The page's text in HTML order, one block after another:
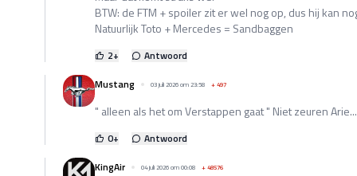
BTW: de FTM + spoiler zit er wel nog op, dus hij kan
Natuurlijk Toto + Mercedes = Sandbaggen
2+
Antwoord
Mustang
03 juli 2026 om 23:58 +497
" alleen als het om Verstappen gaat " Niet zeuren
0+
Antwoord
KingAir
04 juli 2026 om 00:08 +48576